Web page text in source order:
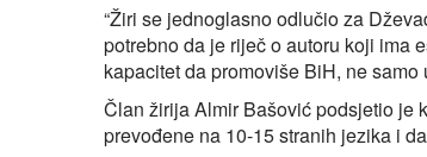
“Žiri se jednoglasno odlučio za
potrebno da je riječ o autoru koji ima
kapacitet da promoviše BiH, ne
Član žirija Almir Bašović podsjetio je
prevođene na 10-15 stranih jezika i